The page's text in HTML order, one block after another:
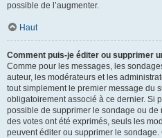
possible de l’augmenter.
Haut
Comment puis-je éditer ou supprimer
Comme pour les messages, les
auteur, les modérateurs et les
tout simplement le premier message du
obligatoirement associé à ce dernier. Si
possible de supprimer le sondage ou de
des votes ont été exprimés, seuls les
peuvent éditer ou supprimer le